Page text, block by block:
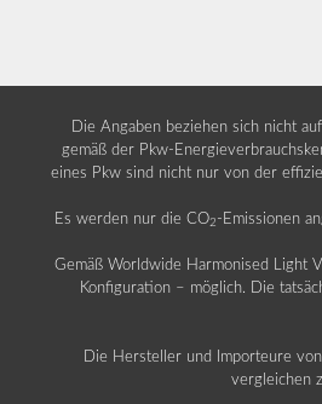
Die Angaben beziehen sich nicht
gemäß der Pkw-
eines Pkw sind nicht nur von der
Es werden nur die CO2 -Emissionen
Gemäß Worldwide Harmonised Light
Konfiguration – möglich. Die
Die Hersteller und Importeure
vergleichen